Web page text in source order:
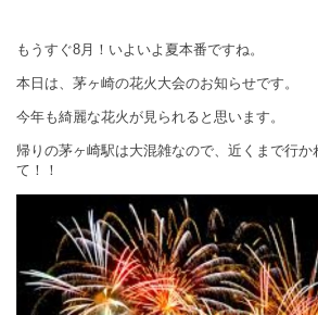
もうすぐ8月！いよいよ夏本番ですね。
本日は、茅ヶ崎の花火大会のお知らせです。
今年も綺麗な花火が見られると思います。
帰りの茅ヶ崎駅は大混雑なので、近くまで行か
て！！